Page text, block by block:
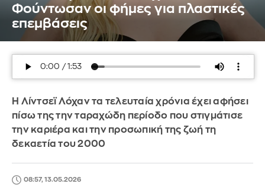
Φούντωσαν οι φήμες για πλαστικές
επεμβάσεις
Η Λίντσεϊ Λόχαν τα τελευταία χρόνια έχει αφήσει
πίσω της την ταραχώδη περίοδο που στιγμάτισε
την καριέρα και την προσωπική της ζωή τη
δεκαετία του 2000
08:57, 13.05.2026